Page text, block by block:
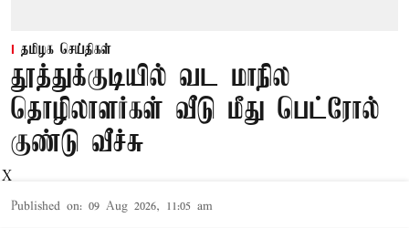
தமிழக செய்திகள்
தூத்துக்குடியில் வட மாநில
தொழிலாளர்கள் வீடு மீது பெட்ரோல்
குண்டு வீச்சு
Published on: 09 Aug 2026, 11:05 am
X